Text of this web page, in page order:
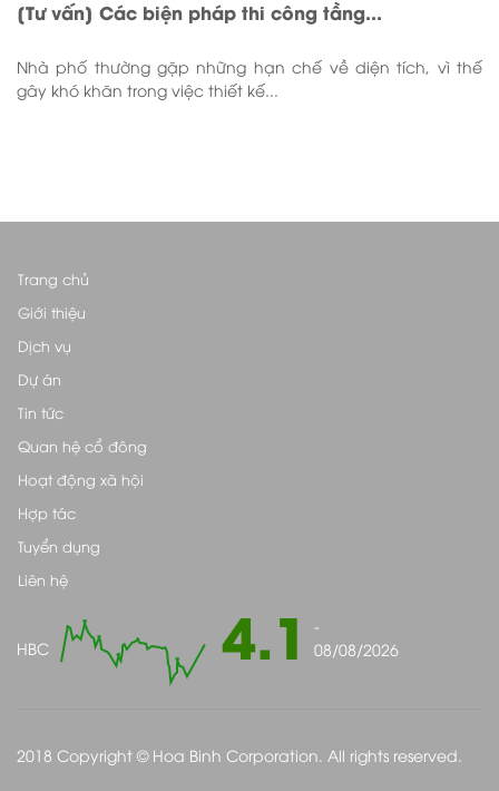
[Tư vấn] Các biện pháp thi công tầng...
Nhà phố thường gặp những hạn chế về diện tích, vì thế
gây khó khăn trong việc thiết kế...
Trang chủ
Giới thiệu
Dịch vụ
Dự án
Tin tức
Quan hệ cổ đông
Hoạt động xã hội
Hợp tác
Tuyển dụng
Liên hệ
HBC 4.1
-
08/08/2026
2018 Copyright © Hoa Binh Corporation. All rights reserved.